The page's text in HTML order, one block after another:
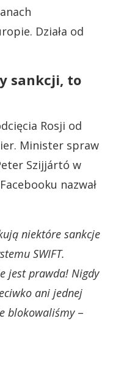
Działa od
sankcji, to
Rosji od
Minister spraw
Szijjártó w
nazwał
niektóre sankcje
SWIFT.
jest prawda! Nigdy
ani jednej
blokowaliśmy–